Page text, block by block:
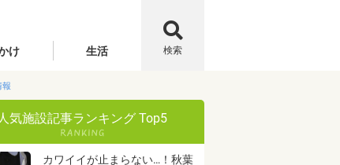
け 生活 検索
報
気施設記事ランキング Top5
カワイイが止まらない…！秋葉